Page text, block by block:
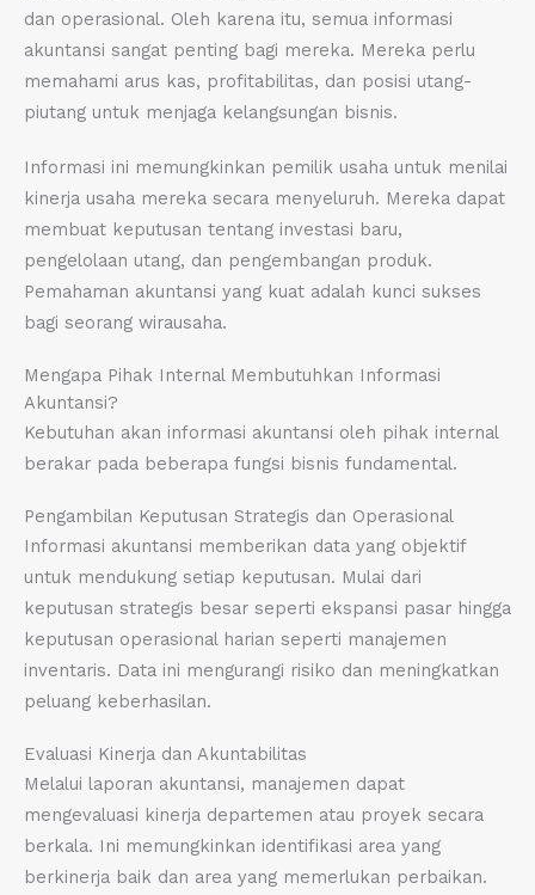
dan operasional. Oleh karena itu, semua informasi
akuntansi sangat penting bagi mereka. Mereka perlu
memahami arus kas, profitabilitas, dan posisi utang-
piutang untuk menjaga kelangsungan bisnis.
Informasi ini memungkinkan pemilik usaha untuk menilai
kinerja usaha mereka secara menyeluruh. Mereka dapat
membuat keputusan tentang investasi baru,
pengelolaan utang, dan pengembangan produk.
Pemahaman akuntansi yang kuat adalah kunci sukses
bagi seorang wirausaha.
Mengapa Pihak Internal Membutuhkan Informasi
Akuntansi?
Kebutuhan akan informasi akuntansi oleh pihak internal
berakar pada beberapa fungsi bisnis fundamental.
Pengambilan Keputusan Strategis dan Operasional
Informasi akuntansi memberikan data yang objektif
untuk mendukung setiap keputusan. Mulai dari
keputusan strategis besar seperti ekspansi pasar hingga
keputusan operasional harian seperti manajemen
inventaris. Data ini mengurangi risiko dan meningkatkan
peluang keberhasilan.
Evaluasi Kinerja dan Akuntabilitas
Melalui laporan akuntansi, manajemen dapat
mengevaluasi kinerja departemen atau proyek secara
berkala. Ini memungkinkan identifikasi area yang
berkinerja baik dan area yang memerlukan perbaikan.